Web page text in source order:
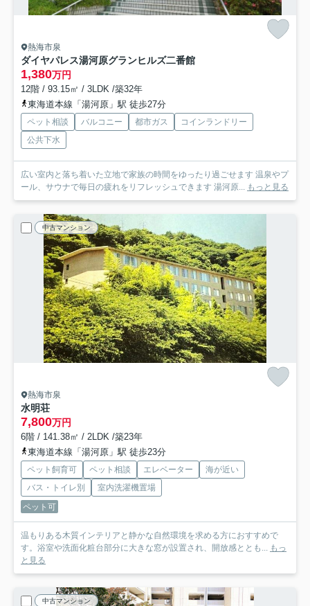
熱海市泉
ダイヤパレス湯河原グランヒルズ二番館
1,380万円
12階 / 93.15㎡ / 3LDK /築32年
東海道本線「湯河原」駅 徒歩27分
ペット相談 バルコニー 都市ガス
コインランドリー
公共下水
広い室内と落ち着いた立地で家族の時間をゆったり過ごせます 温泉やプ
ール、サウナで毎日の疲れをリフレッシュできます 湯河原... もっと見る
中古マンション
熱海市泉
水明荘
7,800万円
6階 / 141.38㎡ / 2LDK /築23年
東海道本線「湯河原」駅 徒歩23分
ペット飼育可 ペット相談 エレベーター
海が近い
バス・トイレ別
室内洗濯機置場
ペット可
温もりある木質インテリアと静かな自然環境を求める方におすすめで
す。浴室や洗面化粧台部分に大きな窓が設置され、開放感ととも... もっ
と見る
中古マンション